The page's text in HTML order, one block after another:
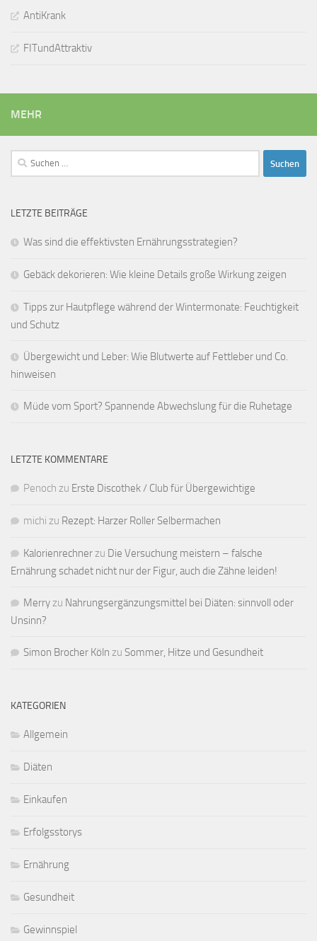
AntiKrank
FITundAttraktiv
MEHR
Suchen
nach:
LETZTE BEITRÄGE
Was sind die effektivsten Ernährungsstrategien?
Gebäck dekorieren: Wie kleine Details große Wirkung zeigen
Tipps zur Hautpflege während der Wintermonate: Feuchtigkeit
und Schutz
Übergewicht und Leber: Wie Blutwerte auf Fettleber und Co.
hinweisen
Müde vom Sport? Spannende Abwechslung für die Ruhetage
LETZTE KOMMENTARE
Penoch zu Erste Discothek / Club für Übergewichtige
michi zu Rezept: Harzer Roller Selbermachen
Kalorienrechnerzu Die Versuchung meistern – falsche
Ernährung schadet nicht nur der Figur, auch die Zähne leiden!
Merryzu Nahrungsergänzungsmittel bei Diäten: sinnvoll oder
Unsinn?
Simon Brocher Köln zu Sommer, Hitze und Gesundheit
KATEGORIEN
Allgemein
Diäten
Einkaufen
Erfolgsstorys
Ernährung
Gesundheit
Gewinnspiel